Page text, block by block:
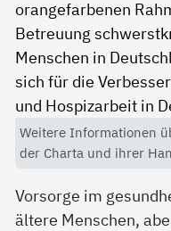
Weitere Informationen
der Charta und ihrer
Vorsorge im
ältere Menschen,